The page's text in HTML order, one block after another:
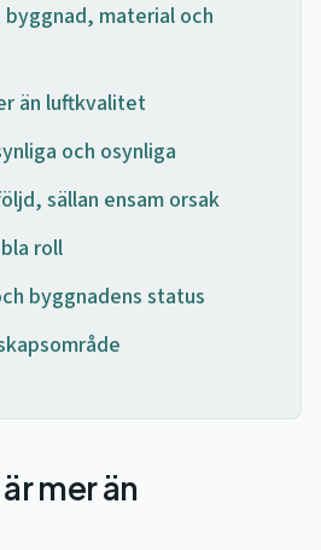
material och
än luftkvalitet
och osynliga
sällan ensam orsak
roll
byggnadens status
mer än